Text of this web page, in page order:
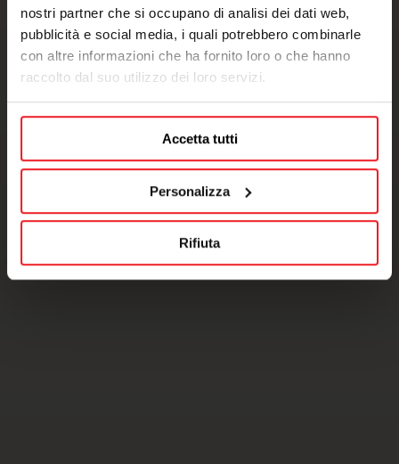
nostri partner che si occupano di analisi dei dati web,
pubblicità e social media, i quali potrebbero combinarle
con altre informazioni che ha fornito loro o che hanno
raccolto dal suo utilizzo dei loro servizi.
Accetta tutti
Personalizza
Rifiuta